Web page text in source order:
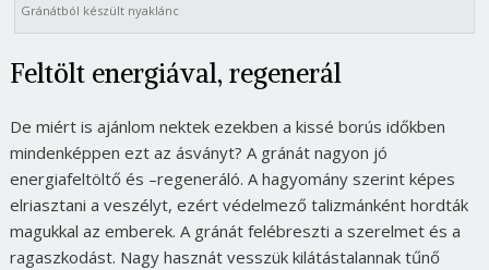
Gránátból készült nyaklánc
Feltölt energiával, regenerál
De miért is ajánlom nektek ezekben a kissé borús időkben
mindenképpen ezt az ásványt? A gránát nagyon jó
energiafeltöltő és –regeneráló. A hagyomány szerint képes
elriasztani a veszélyt, ezért védelmező talizmánként hordták
magukkal az emberek. A gránát felébreszti a szerelmet és a
ragaszkodást. Nagy hasznát vesszük kilátástalannak tűnő